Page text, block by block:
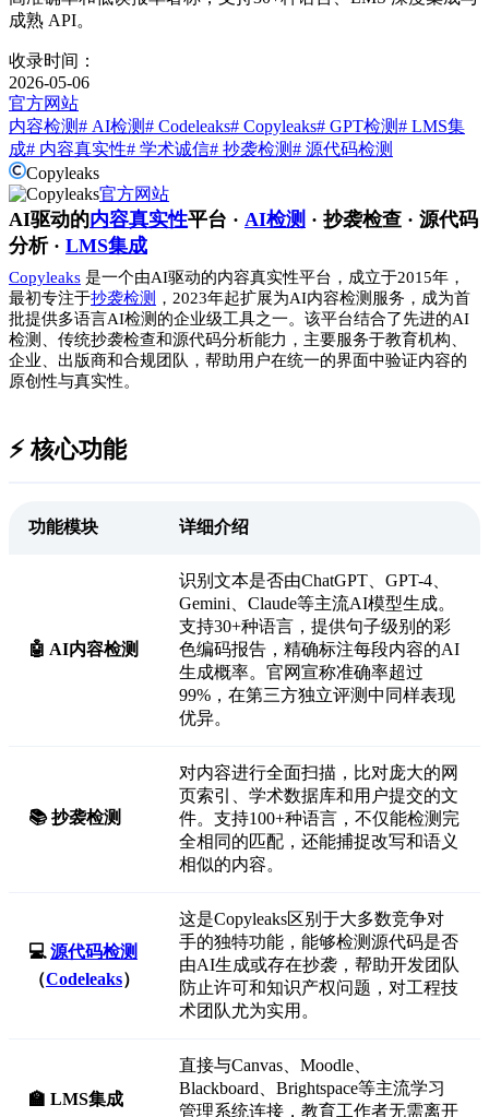
成熟 API。
收录时间：
2026-05-06
官方网站
内容检测# AI检测# Codeleaks# Copyleaks# GPT检测# LMS集
成# 内容真实性# 学术诚信# 抄袭检测# 源代码检测
Copyleaks
官方网站
AI驱动的内容真实性平台 · AI检测 · 抄袭检查 · 源代码
分析 · LMS集成
Copyleaks 是一个由AI驱动的内容真实性平台，成立于2015年，
最初专注于抄袭检测 ，2023年起扩展为AI内容检测服务，成为首
批提供多语言AI检测的企业级工具之一。该平台结合了先进的AI
检测、传统抄袭检查和源代码分析能力，主要服务于教育机构、
企业、出版商和合规团队，帮助用户在统一的界面中验证内容的
原创性与真实性。
⚡️ 核心功能
功能模块 详细介绍
🤖 AI内容检测
识别文本是否由ChatGPT、GPT-4、
Gemini、Claude等主流AI模型生成。
支持30+种语言，提供句子级别的彩
色编码报告，精确标注每段内容的AI
生成概率。官网宣称准确率超过
99%，在第三方独立评测中同样表现
优异。
📚 抄袭检测
对内容进行全面扫描，比对庞大的网
页索引、学术数据库和用户提交的文
件。支持100+种语言，不仅能检测完
全相同的匹配，还能捕捉改写和语义
相似的内容。
💻 源代码检测
（Codeleaks）
这是Copyleaks区别于大多数竞争对
手的独特功能，能够检测源代码是否
由AI生成或存在抄袭，帮助开发团队
防止许可和知识产权问题，对工程技
术团队尤为实用。
🏫 LMS集成
直接与Canvas、Moodle、
Blackboard、Brightspace等主流学习
管理系统连接，教育工作者无需离开